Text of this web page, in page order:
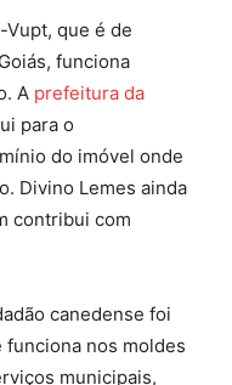
Vupt, que é de
funciona
A prefeitura da
para o
do imóvel onde
Divino Lemes ainda
contribui com
canedense foi
funciona nos moldes
municipais,